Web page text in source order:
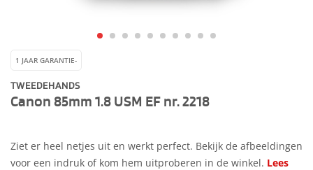
1 JAAR GARANTIE-
TWEEDEHANDS
Canon 85mm 1.8 USM EF nr. 2218
Ziet er heel netjes uit en werkt perfect. Bekijk de afbeeldingen
voor een indruk of kom hem uitproberen in de winkel. Lees